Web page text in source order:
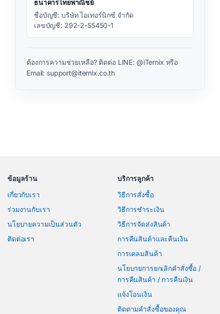
ธนาคารไทยพาณิชย์
ชื่อบัญชี: บริษัท ไอเทอร์นิกซ์ จำกัด
เลขบัญชี: 292-2-55450-1
ต้องการความช่วยเหลือ? ติดต่อ LINE: @iTernix หรือ
Email: support@iternix.co.th
ข้อมูลร้าน
เกี่ยวกับเรา
ร่วมงานกับเรา
นโยบายความเป็นส่วนตัว
ติดต่อเรา
บริการลูกค้า
วิธีการสั่งซื้อ
วิธีการชำระเงิน
วิธีการจัดส่งสินค้า
การคืนสินค้าและคืนเงิน
การเคลมสินค้า
นโยบายการยกเลิกคำสั่งซื้อ /
การคืนสินค้า / การคืนเงิน
แจ้งโอนเงิน
ติดตามคำสั่งซื้อของคุณ